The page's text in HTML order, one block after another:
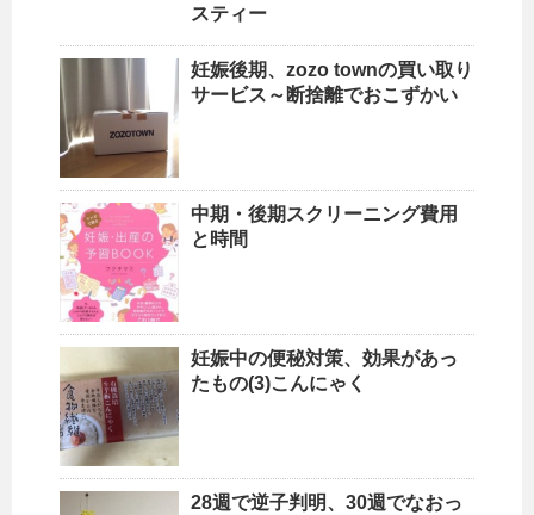
スティー
妊娠後期、zozo townの買い取り
サービス～断捨離でおこずかい
中期・後期スクリーニング費用
と時間
妊娠中の便秘対策、効果があっ
たもの(3)こんにゃく
28週で逆子判明、30週でなおっ